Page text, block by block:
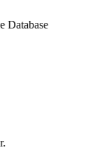
Database